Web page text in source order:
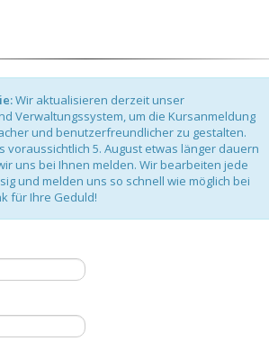
Wir aktualisieren derzeit unser
Verwaltungssystem, um die Kursanmeldung
und benutzerfreundlicher zu gestalten.
voraussichtlich 5. August etwas länger dauern
uns bei Ihnen melden. Wir bearbeiten jede
und melden uns so schnell wie möglich bei
für Ihre Geduld!